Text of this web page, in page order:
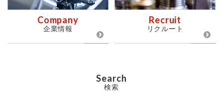
Company
企業情報
Recruit
リクルート
Search
検索